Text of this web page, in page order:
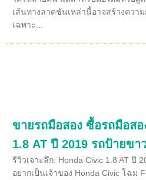
เส้นทางลาดชันเหล่านี้อาจสร้างควา
เฉพาะ...
ขายรถมือสอง ซื้อรถมือส
1.8 AT ปี 2019 รถป้ายขา
รีวิวเจาะลึก: Honda Civic 1.8 AT ปี
อยากเป็นเจ้าของ Honda Civic โฉม